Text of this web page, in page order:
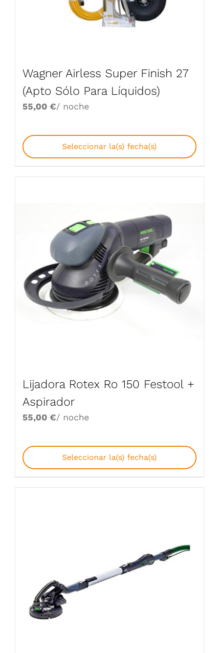
Wagner Airless Super Finish 27
(Apto Sólo Para Líquidos)
55,00 €/ noche
Seleccionar la(s) fecha(s)
Lijadora Rotex Ro 150 Festool +
Aspirador
55,00 €/ noche
Seleccionar la(s) fecha(s)